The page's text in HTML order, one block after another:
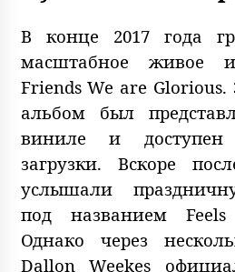
В конце 2017 года
масштабное живое
Friends We are
альбом был
виниле и
загрузки. Вскоре
услышали
под названием
Однако через
Dallon Weekes